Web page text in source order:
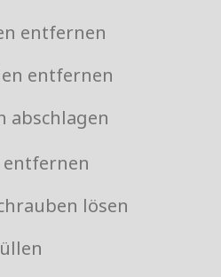
entfernen
entfernen
abschlagen
lösen